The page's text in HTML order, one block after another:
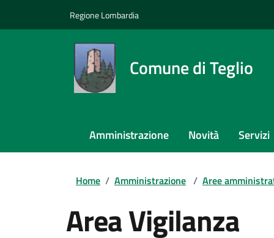
Regione Lombardia
Comune di Teglio
Amministrazione Novità Servizi
Home / Amministrazione / Aree
Area Vigilanza